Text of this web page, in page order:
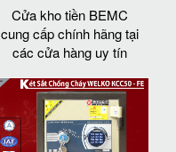
Cửa kho tiền BEMC
cung cấp chính hãng tại
các cửa hàng uy tín